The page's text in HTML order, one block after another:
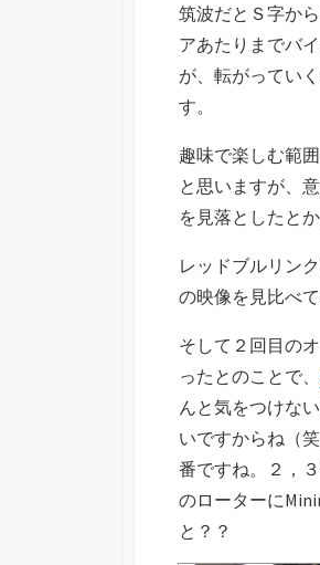
筑波だとＳ字か
アあたりまでバ
が、転がってい
す。
趣味で楽しむ範
と思いますが、
を見落としたと
レッドブルリン
の映像を見比べ
そして２回目の
ったとのことで、
んと気をつけな
いですからね（
番ですね。２，
のローターに
と？？